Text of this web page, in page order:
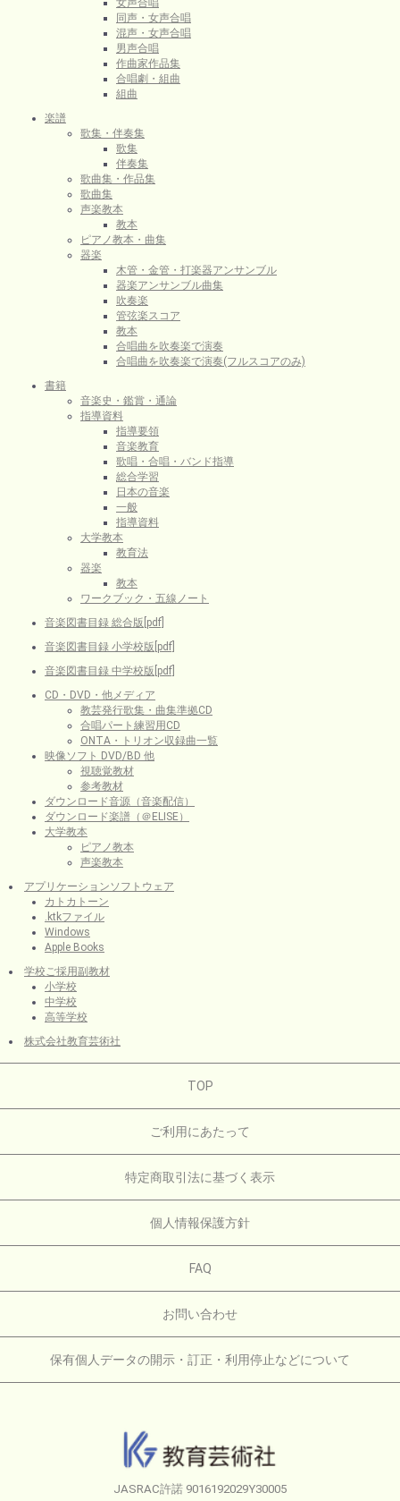
女声合唱
同声・女声合唱
混声・女声合唱
男声合唱
作曲家作品集
合唱劇・組曲
組曲
楽譜
歌集・伴奏集
歌集
伴奏集
歌曲集・作品集
歌曲集
声楽教本
教本
ピアノ教本・曲集
器楽
木管・金管・打楽器アンサンブル
器楽アンサンブル曲集
吹奏楽
管弦楽スコア
教本
合唱曲を吹奏楽で演奏
合唱曲を吹奏楽で演奏(フルスコアのみ)
書籍
音楽史・鑑賞・通論
指導資料
指導要領
音楽教育
歌唱・合唱・バンド指導
総合学習
日本の音楽
一般
指導資料
大学教本
教育法
器楽
教本
ワークブック・五線ノート
音楽図書目録 総合版[pdf]
音楽図書目録 小学校版[pdf]
音楽図書目録 中学校版[pdf]
CD・DVD・他メディア
教芸発行歌集・曲集準拠CD
合唱パート練習用CD
ONTA・トリオン収録曲一覧
映像ソフト DVD/BD 他
視聴覚教材
参考教材
ダウンロード音源（音楽配信）
ダウンロード楽譜（＠ELISE）
大学教本
ピアノ教本
声楽教本
アプリケーションソフトウェア
カトカトーン
.ktkファイル
Windows
Apple Books
学校ご採用副教材
小学校
中学校
高等学校
株式会社教育芸術社
TOP
ご利用にあたって
特定商取引法に基づく表示
個人情報保護方針
FAQ
お問い合わせ
保有個人データの開示・訂正・利用停止などについて
JASRAC許諾 9016192029Y30005